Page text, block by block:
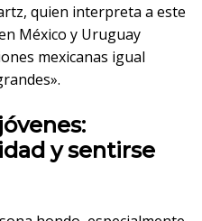
quien interpreta a este
México y Uruguay
mexicanas igual
y sentirse